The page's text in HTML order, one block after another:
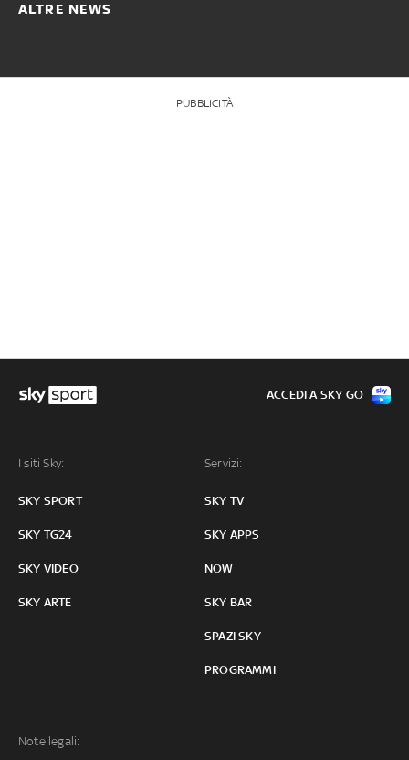
ALTRE NEWS
PUBBLICITÀ
I siti Sky:
SKY SPORT
SKY TG24
SKY VIDEO
SKY ARTE
Servizi:
SKY TV
SKY APPS
NOW
SKY BAR
SPAZI SKY
PROGRAMMI
Note legali:
ACCEDI A SKY GO